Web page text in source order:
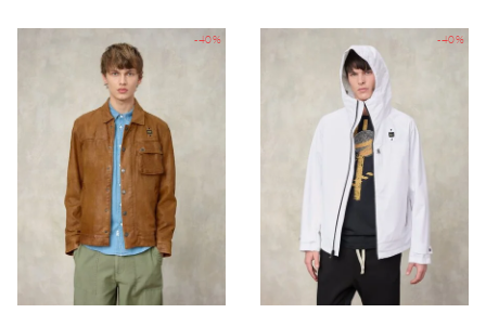
-40% -40%